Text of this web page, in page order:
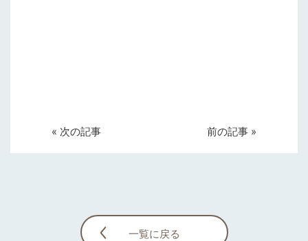
« 次の記事 前の記事 »
一覧に戻る